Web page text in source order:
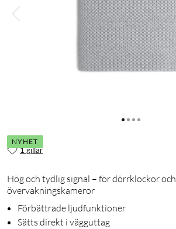
NYHET
1 gillar
Hög och tydlig signal – för dörrklockor och
övervakningskameror
Förbättrade ljudfunktioner
Sätts direkt i vägguttag